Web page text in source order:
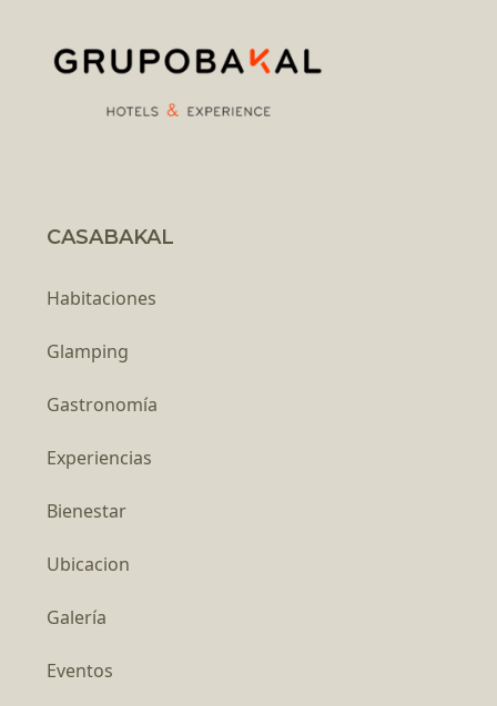
CASABAKAL
Habitaciones
Glamping
Gastronomía
Experiencias
Bienestar
Ubicacion
Galería
Eventos